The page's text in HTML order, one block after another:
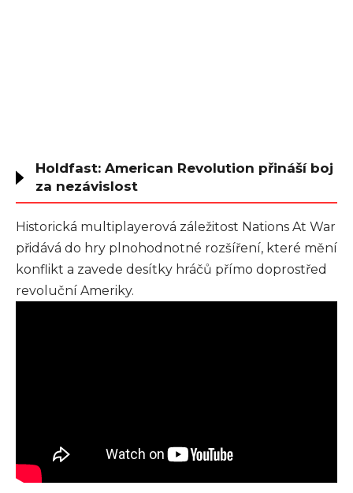
Holdfast: American Revolution přináší boj
za nezávislost
Historická multiplayerová záležitost Nations At War
přidává do hry plnohodnotné rozšíření, které mění
konflikt a zavede desítky hráčů přímo doprostřed
revoluční Ameriky.